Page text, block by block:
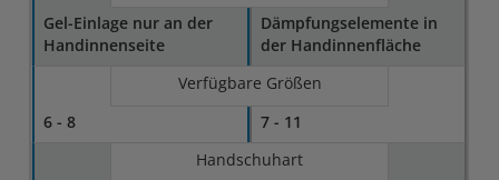
Gel-Ein­lage nur an der
Han­din­nen­seite
Dämpfungselemente in
der Handinnenfläche
Verfügbare Größen
6 - 8
7 - 11
Handschuhart